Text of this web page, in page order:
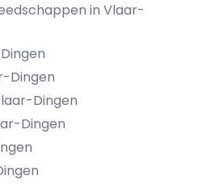
in Vlaar-
Dingen
Dingen
Dingen